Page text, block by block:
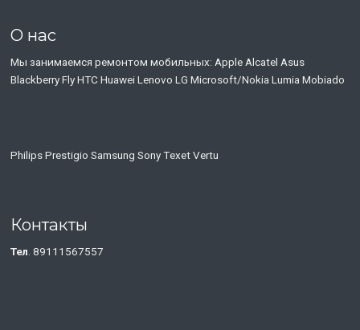
О нас
Мы занимаемся ремонтом мобильных: Apple Alcatel Asus
Blackberry Fly HTC Huawei Lenovo LG Microsoft/Nokia Lumia Mobiado
Philips Prestigio Samsung Sony Тexet Vertu
Контакты
Тел . 89111567557